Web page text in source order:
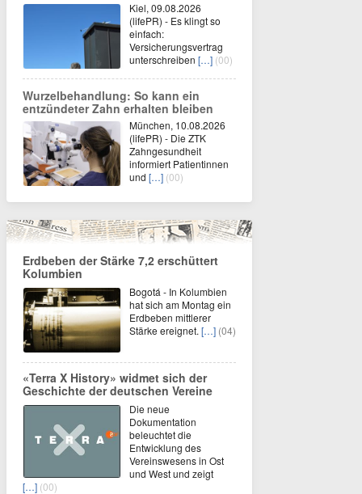
Kiel, 09.08.2026
(lifePR) - Es klingt so
einfach:
Versicherungsvertrag
unterschreiben […] (00)
Wurzelbehandlung: So kann ein
entzündeter Zahn erhalten bleiben
München, 10.08.2026
(lifePR) - Die ZTK
Zahngesundheit
informiert Patientinnen
und […] (00)
Erdbeben der Stärke 7,2 erschüttert
Kolumbien
Bogotá - In Kolumbien
hat sich am Montag ein
Erdbeben mittlerer
Stärke ereignet. […] (04)
«Terra X History» widmet sich der
Geschichte der deutschen Vereine
Die neue
Dokumentation
beleuchtet die
Entwicklung des
Vereinswesens in Ost
und West und zeigt
[…] (00)